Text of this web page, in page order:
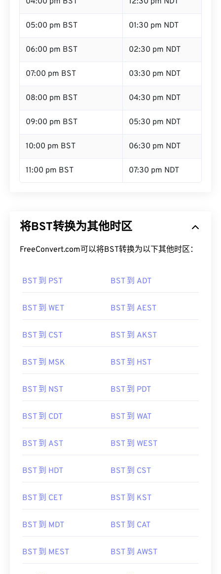
05:00 pm BST 01:30 pm NDT
06:00 pm BST 02:30 pm NDT
07:00 pm BST 03:30 pm NDT
08:00 pm BST 04:30 pm NDT
09:00 pm BST 05:30 pm NDT
10:00 pm BST 06:30 pm NDT
11:00 pm BST 07:30 pm NDT
将BST转换为其他时区
FreeConvert.com可以将BST转换为以下其他时区：
BST 到 PST BST 到 ADT
BST 到 WET BST 到 AEST
BST 到 CST BST 到 AKST
BST 到 MSK BST 到 HST
BST 到 NST BST 到 PDT
BST 到 CDT BST 到 WAT
BST 到 AST BST 到 WEST
BST 到 HDT BST 到 CST
BST 到 CET BST 到 KST
BST 到 MDT BST 到 CAT
BST 到 MEST BST 到 AWST